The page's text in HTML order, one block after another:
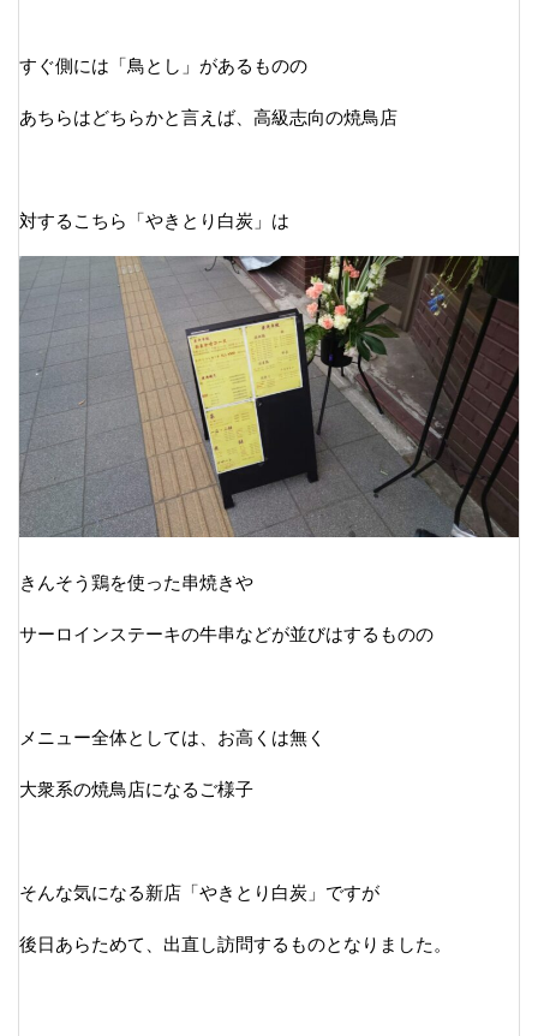
すぐ側には「鳥とし」があるものの
あちらはどちらかと言えば、高級志向の焼鳥店
対するこちら「やきとり白炭」は
きんそう鶏を使った串焼きや
サーロインステーキの牛串などが並びはするものの
メニュー全体としては、お高くは無く
大衆系の焼鳥店になるご様子
そんな気になる新店「やきとり白炭」ですが
後日あらためて、出直し訪問するものとなりました。